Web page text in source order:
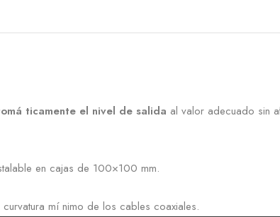
ticamente el nivel de salida al valor adecuado sin
en cajas de 100×100 mm.
mí nimo de los cables coaxiales.